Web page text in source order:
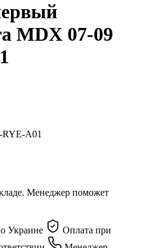
MDX 07-09
RYE-A01
Менеджер поможет
Украине
Оплата при